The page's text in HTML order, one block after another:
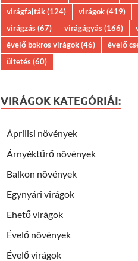
virágfajták(124) virágok(419)
virágzás(67) virágágyás(166)
évelő bokros virágok(46) évelő
ültetés(60)
VIRÁGOK KATEGÓRIÁI:
Áprilisi növények
Árnyéktűrő növények
Balkon növények
Egynyári virágok
Ehető virágok
Évelő növények
Évelő virágok